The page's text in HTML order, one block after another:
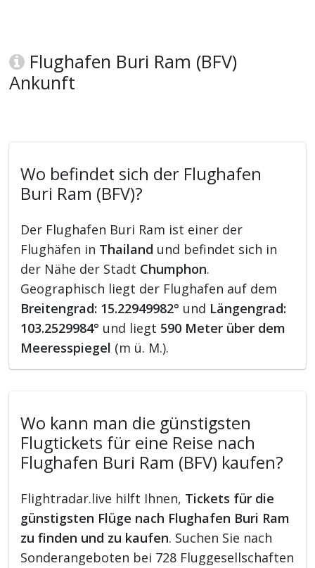
Flughafen Buri Ram (BFV)
Ankunft
Wo befindet sich der Flughafen
Buri Ram (BFV)?
Der Flughafen Buri Ram ist einer der
Flughäfen in Thailand und befindet sich in
der Nähe der Stadt Chumphon.
Geographisch liegt der Flughafen auf dem
Breitengrad: 15.22949982° und Längengrad:
103.2529984° und liegt 590 Meter über dem
Meeresspiegel (m ü. M.).
Wo kann man die günstigsten
Flugtickets für eine Reise nach
Flughafen Buri Ram (BFV) kaufen?
Flightradar.live hilft Ihnen, Tickets für die
günstigsten Flüge nach Flughafen Buri Ram
zu finden und zu kaufen. Suchen Sie nach
Sonderangeboten bei 728 Fluggesellschaften